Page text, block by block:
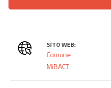
SITO WEB:
Comune
MiBACT